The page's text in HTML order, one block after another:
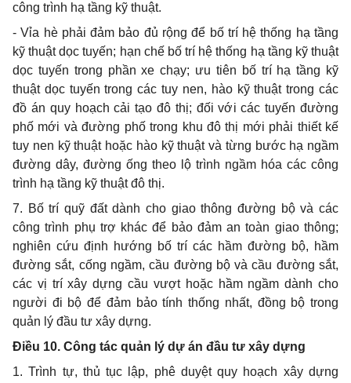
công trình hạ tầng kỹ thuật.
- Vỉa hè phải đảm bảo đủ rộng để bố trí hệ thống hạ tầng
kỹ thuật dọc tuyến; hạn chế bố trí hệ thống hạ tầng kỹ thuật
dọc tuyến trong phần xe chạy; ưu tiên bố trí hạ tầng kỹ
thuật dọc tuyến trong các tuy nen, hào kỹ thuật trong các
đồ án quy hoạch cải tạo đô thị; đối với các tuyến đường
phố mới và đường phố trong khu đô thị mới phải thiết kế
tuy nen kỹ thuật hoặc hào kỹ thuật và từng bước hạ ngầm
đường dây, đường ống theo lộ trình ngầm hóa các công
trình hạ tầng kỹ thuật đô thị.
7. Bố trí quỹ đất dành cho giao thông đường bộ và các
công trình phụ trợ khác để bảo đảm an toàn giao thông;
nghiên cứu định hướng bố trí các hầm đường bộ, hầm
đường sắt, cống ngầm, cầu đường bộ và cầu đường sắt,
các vị trí xây dựng cầu vượt hoặc hầm ngầm dành cho
người đi bộ để đảm bảo tính thống nhất, đồng bộ trong
quản lý đầu tư xây dựng.
Điều 10. Công tác quản lý dự án đầu tư xây dựng
1. Trình tự, thủ tục lập, phê duyệt quy hoạch xây dựng